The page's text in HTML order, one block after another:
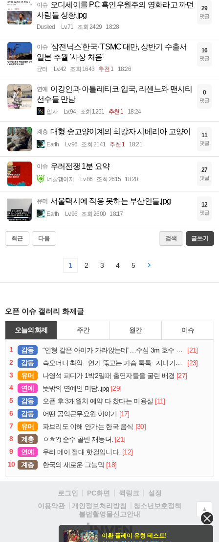
이슈 오디세이를 PC 흑인우월주의 영화라고 까던
사람들 상황.jpg
Dusked Lv.71 조회 2429 18:28
29
댓글
이슈 '삼전닉스'한국·'TSMC'대만, 상반기 수출서
일본 추월 '사상 처음'
균터 Lv.42 조회 1643 추천 1 18:26
16
댓글
연예
이강인과 아틀레티코 입국, 리센느와 맨시티
선수들 만남
입사 Lv.94 조회 1251 추천 1 18:24
0
댓글
계층 대형 숲고양이계의 최강자 시베리아 고양이
Earth Lv.96 조회 2141 추천 1 18:21
11
댓글
이슈 우러전쟁 1분 요약
너빨갱이지 Lv.86 조회 2615 18:20
27
댓글
유머 서울택시에 적응 못하는 부산인들.jpg
Earth Lv.96 조회 2600 18:17
12
댓글
최근 다음 검색 글쓰기
1 2 3 4 5
오픈 이슈 갤러리 화제글
오늘의 화제 주간 월간 이슈
1 감동 “인형 같은 아이가 가라앉는데”…수심 3m 호수 뛰어든 60대 의인
[21]
2
감동 슥오더니 촤악.. 연기 뚫고는 가슴 툭툭.. 지나가던 아재의 정체
[23]
3
유머 나영석 피디가 1박2일때 출연자들을 굴린 배경 [27]
4
연예 뜻밖의 연예인 미담..jpg [29]
5
감동 오픈 후 3개월치 예약 다 찼다는 미용실 [11]
6
감동 어떤 공익근무요원 이야기 [17]
7
유머 파브리도 이해 안가는 한국 음식 [30]
8
계층 ㅇㅎ?) 순수 골반 재능녀. [21]
9
연예 우리 메이 절대 핫걸입니다. [12]
10
계층 한국의 새로운 그늘막 [18]
로그인 PC화면 퀵링크
설정
이용약관
개인정보처리방침
청소년보호정책
불법촬영물신고안내
(주)
인
▲
이환 플레이 유형 테스트!